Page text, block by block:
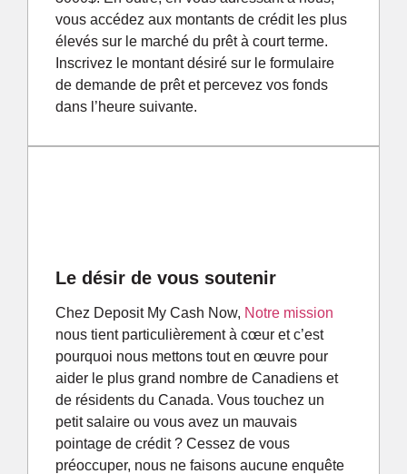
vous accédez aux montants de crédit les plus
élevés sur le marché du prêt à court terme.
Inscrivez le montant désiré sur le formulaire
de demande de prêt et percevez vos fonds
dans l’heure suivante.
Le désir de vous soutenir
Chez Deposit My Cash Now, Notre mission
nous tient particulièrement à cœur et c’est
pourquoi nous mettons tout en œuvre pour
aider le plus grand nombre de Canadiens et
de résidents du Canada. Vous touchez un
petit salaire ou vous avez un mauvais
pointage de crédit ? Cessez de vous
préoccuper, nous ne faisons aucune enquête